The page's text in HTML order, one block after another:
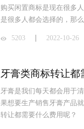
购买闲置商标是现在很多
是很多人都会选择的，那
5203 2022-10-26
牙膏类商标转让都
牙膏是我们每天都会用于
果想要生产销售牙膏产品
转让都需要什么费用呢？